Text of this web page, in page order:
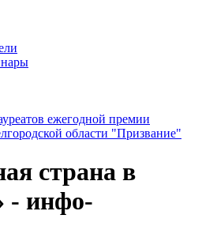
ежегодной премии
области "Призвание"
страна в
- инфо-